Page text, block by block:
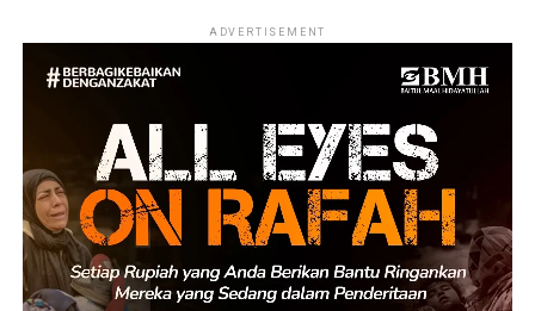
ADVERTISEMENT